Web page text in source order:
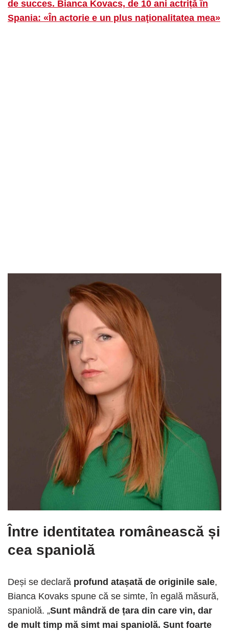
de succes. Bianca Kovacs, de 10 ani actriță în
Spania: «În actorie e un plus naţionalitatea mea»
Între identitatea românească și
cea spaniolă
Deși se declară profund atașată de originile sale,
Bianca Kovaks spune că se simte, în egală măsură,
spaniolă. „Sunt mândră de țara din care vin, dar
de mult timp mă simt mai spaniolă. Sunt foarte